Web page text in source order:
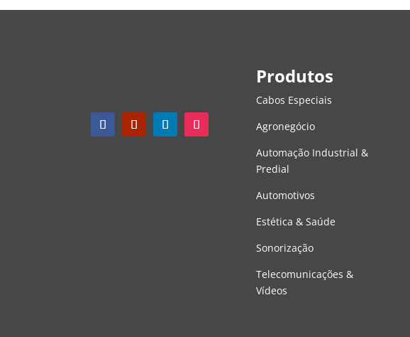
Produtos
Cabos Especiais
Agronegócio
Automação Industrial &
Predial
Automotivos
Estética & Saúde
Sonorização
Telecomunicações &
Vídeos